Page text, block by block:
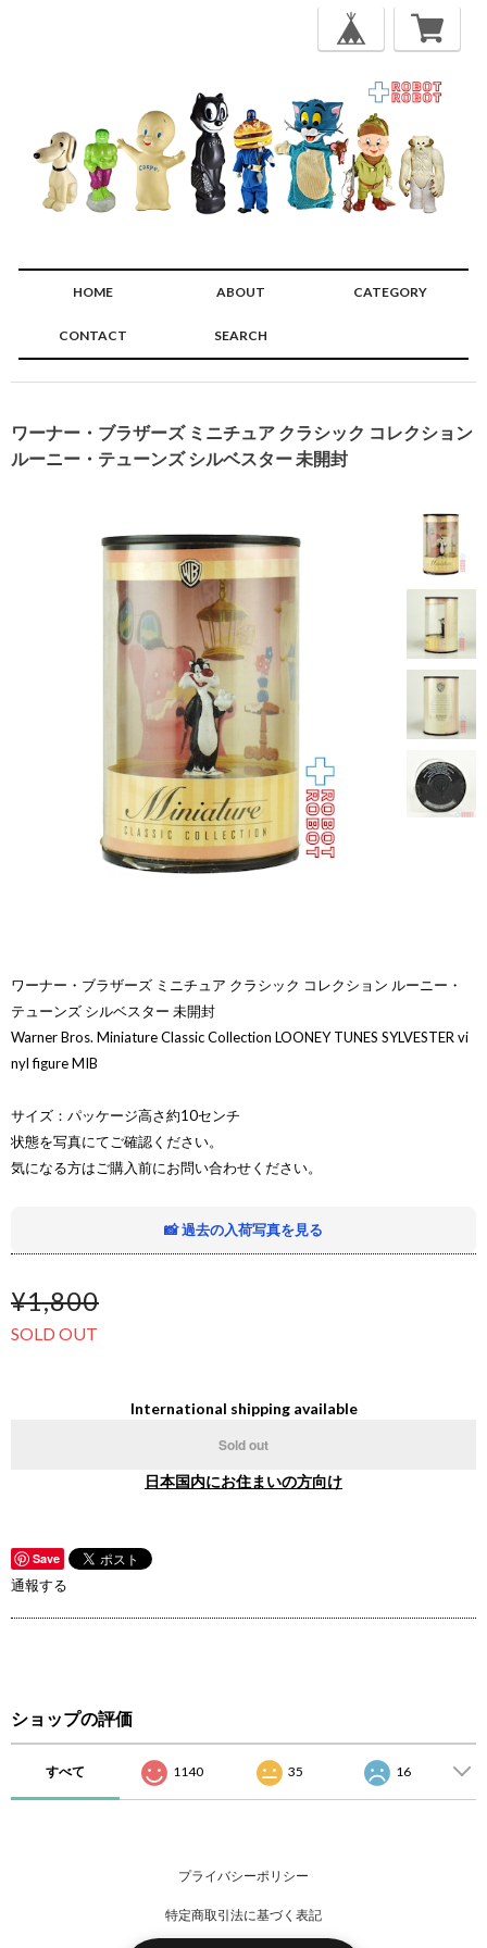
HOME ABOUT CATEGORY
CONTACT SEARCH
ワーナー・ブラザーズ ミニチュア クラシック コレクション
ルーニー・テューンズ シルベスター 未開封
ワーナー・ブラザーズ ミニチュア クラシック コレクション ルーニー・
テューンズ シルベスター 未開封
Warner Bros. Miniature Classic Collection LOONEY TUNES SYLVESTER vi
nyl figure MIB
サイズ：パッケージ高さ約10センチ
状態を写真にてご確認ください。
気になる方はご購入前にお問い合わせください。
📸 過去の入荷写真を見る
¥1,800
SOLD OUT
International shipping available
Sold out
日本国内にお住まいの方向け
Save
通報する
ショップの評価
すべて 1140 35 16
プライバシーポリシー
特定商取引法に基づく表記